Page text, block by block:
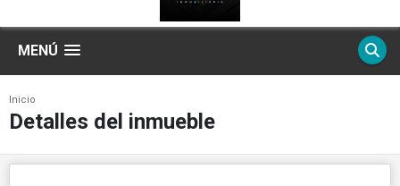
MENÚ
Inicio
Detalles del inmueble